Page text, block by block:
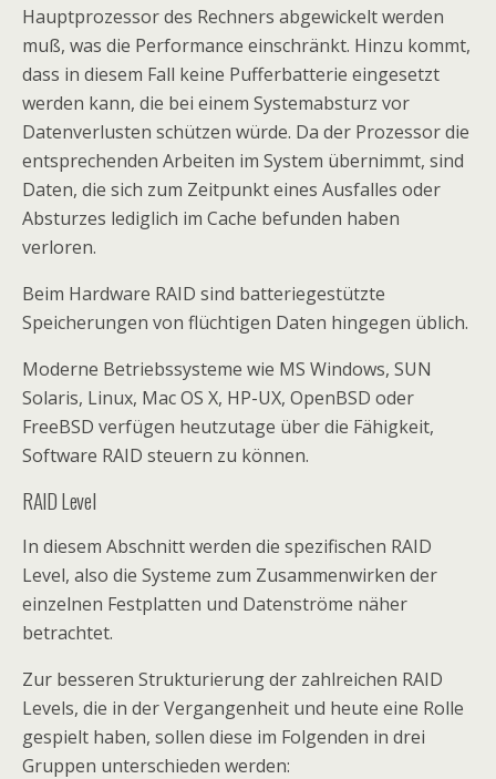
Hauptprozessor des Rechners abgewickelt werden
muß, was die Performance einschränkt. Hinzu kommt,
dass in diesem Fall keine Pufferbatterie eingesetzt
werden kann, die bei einem Systemabsturz vor
Datenverlusten schützen würde. Da der Prozessor die
entsprechenden Arbeiten im System übernimmt, sind
Daten, die sich zum Zeitpunkt eines Ausfalles oder
Absturzes lediglich im Cache befunden haben
verloren.
Beim Hardware RAID sind batteriegestützte
Speicherungen von flüchtigen Daten hingegen üblich.
Moderne Betriebssysteme wie MS Windows, SUN
Solaris, Linux, Mac OS X, HP-UX, OpenBSD oder
FreeBSD verfügen heutzutage über die Fähigkeit,
Software RAID steuern zu können.
RAID Level
In diesem Abschnitt werden die spezifischen RAID
Level, also die Systeme zum Zusammenwirken der
einzelnen Festplatten und Datenströme näher
betrachtet.
Zur besseren Strukturierung der zahlreichen RAID
Levels, die in der Vergangenheit und heute eine Rolle
gespielt haben, sollen diese im Folgenden in drei
Gruppen unterschieden werden: